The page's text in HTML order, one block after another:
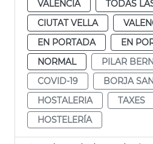
VALENCIA
TODAS
CIUTAT VELLA
EN PORTADA
EN
NORMAL
PILAR
COVID-19
BORJA
HOSTALERIA
TAXES
HOSTELERÍA